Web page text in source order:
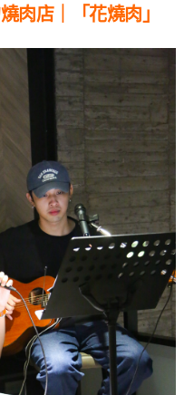
肉店｜「花燒肉」